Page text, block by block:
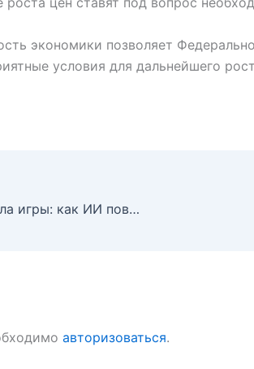
экономики позволяет
условия для дальнейшего
Искусственный интеллект меняет правила игры: как ИИ повлияет на решения ФРС и рынок жилья
авторизоваться.